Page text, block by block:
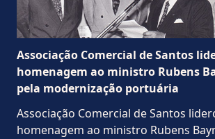
Associação Comercial de Santos
homenagem ao ministro Rubens
pela modernização portuária
Associação Comercial de Santos
homenagem ao ministro Rubens